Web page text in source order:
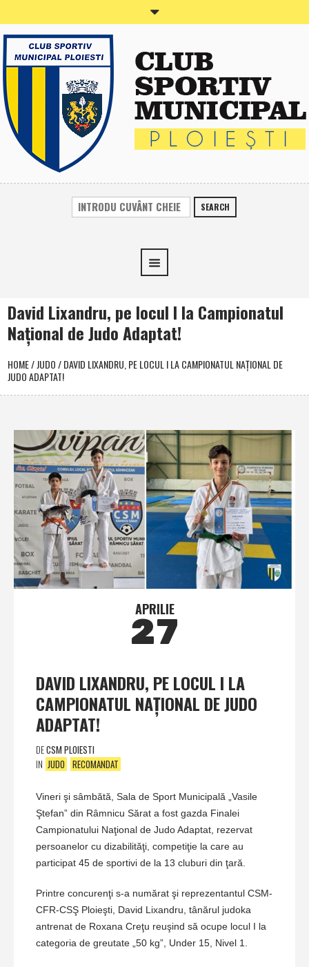
SEARCH
David Lixandru, pe locul I la Campionatul
Naţional de Judo Adaptat!
HOME/JUDO/DAVID LIXANDRU, PE LOCUL I LA CAMPIONATUL NAŢIONAL DE
JUDO ADAPTAT!
APRILIE
27
DAVID LIXANDRU, PE LOCUL I LA
CAMPIONATUL NAŢIONAL DE JUDO
ADAPTAT!
DECSM PLOIESTI
IN JUDO RECOMANDAT
Vineri şi sâmbătă, Sala de Sport Municipală „Vasile
Ştefan” din Râmnicu Sărat a fost gazda Finalei
Campionatului Naţional de Judo Adaptat, rezervat
persoanelor cu dizabilităţi, competiţie la care au
participat 45 de sportivi de la 13 cluburi din ţară.
Printre concurenţi s-a numărat şi reprezentantul CSM-
CFR-CSŞ Ploieşti, David Lixandru, tânărul judoka
antrenat de Roxana Creţu reuşind să ocupe locul I la
categoria de greutate „50 kg”, Under 15, Nivel 1.